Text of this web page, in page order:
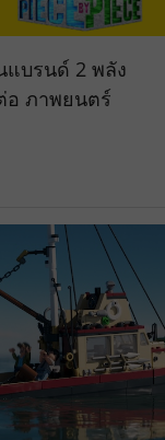
แบรนด์ 2 พลัง
อ ภาพยนตร์